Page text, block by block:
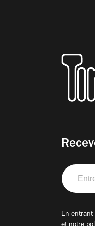
Entrez
votre
adresse
En entrant